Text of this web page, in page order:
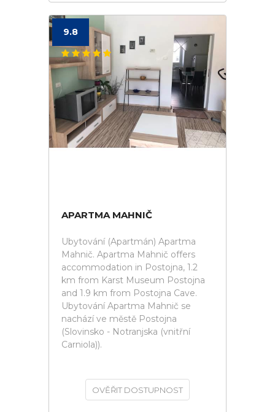
9.8
APARTMA MAHNIČ
Ubytování (Apartmán) Apartma
Mahnič. Apartma Mahnič offers
accommodation in Postojna, 1.2
km from Karst Museum Postojna
and 1.9 km from Postojna Cave.
Ubytování Apartma Mahnič se
nachází ve městě Postojna
(Slovinsko - Notranjska (vnitřní
Carniola)).
OVĚŘIT DOSTUPNOST